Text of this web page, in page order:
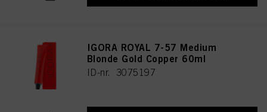
IGORA ROYAL 7-57 Medium
Blonde Gold Copper 60ml
ID-nr. 3075197